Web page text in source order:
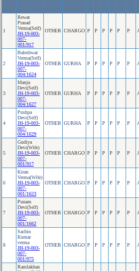
1
Rewat
Prasad
Verma(Self)
JH-19-003-
007-
001/917
OTHER CHARGO P P P P P P
2
Baleshwar
Verma(Self)
JH-19-003-
007-
004/1624
OTHER GURHA P P P P P P
3
Manju
Devi(Self)
JH-19-003-
007-
004/1627
OTHER GURHA P P P P P P
4
Pushpa
Devi(Self)
JH-19-003-
007-
004/1629
OTHER GURHA P P P P P P
5
Gudiya
Devi(Wife)
JH-19-003-
007-
001/917
OTHER CHARGO P P P P P P
6
Kiran
Verma(Wife)
JH-19-003-
007-
001/1623
OTHER CHARGO P P P P P P
7
Punam
Devi(Self)
JH-19-003-
007-
001/1662
OTHER CHARGO P P P P P P
8
Sachin
Kumar
verma
JH-19-003-
007-
001/975
OTHER CHARGO P P P P P P
Ramlakhan